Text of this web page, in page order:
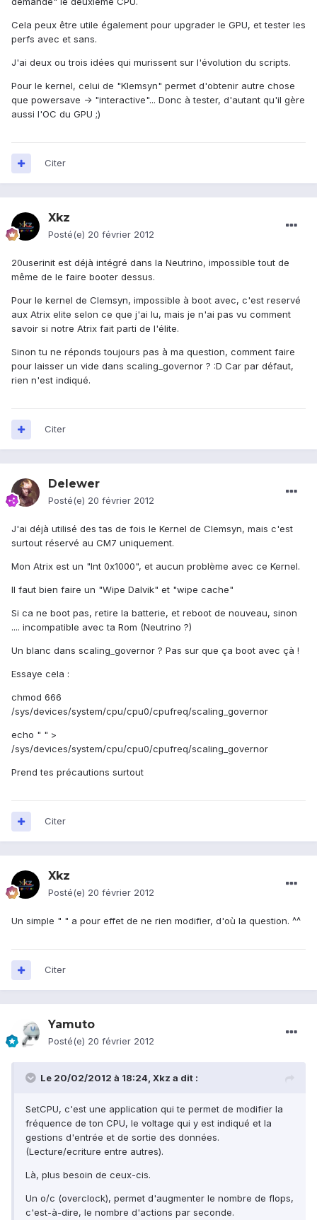
Cela peux être utile également pour upgrader le GPU, et tester les
perfs avec et sans.
J'ai deux ou trois idées qui murissent sur l'évolution du scripts.
Pour le kernel, celui de "Klemsyn" permet d'obtenir autre chose
que powersave -> "interactive"... Donc à tester, d'autant qu'il gère
aussi l'OC du GPU ;)
Citer
Xkz
Posté(e) 20 février 2012
20userinit est déjà intégré dans la Neutrino, impossible tout de
même de le faire booter dessus.
Pour le kernel de Clemsyn, impossible à boot avec, c'est reservé
aux Atrix elite selon ce que j'ai lu, mais je n'ai pas vu comment
savoir si notre Atrix fait parti de l'élite.
Sinon tu ne réponds toujours pas à ma question, comment faire
pour laisser un vide dans scaling_governor ? :D Car par défaut,
rien n'est indiqué.
Citer
Delewer
Posté(e) 20 février 2012
J'ai déjà utilisé des tas de fois le Kernel de Clemsyn, mais c'est
surtout réservé au CM7 uniquement.
Mon Atrix est un "Int 0x1000", et aucun problème avec ce Kernel.
Il faut bien faire un "Wipe Dalvik" et "wipe cache"
Si ca ne boot pas, retire la batterie, et reboot de nouveau, sinon
.... incompatible avec ta Rom (Neutrino ?)
Un blanc dans scaling_governor ? Pas sur que ça boot avec çà !
Essaye cela :
chmod 666
/sys/devices/system/cpu/cpu0/cpufreq/scaling_governor
echo " " >
/sys/devices/system/cpu/cpu0/cpufreq/scaling_governor
Prend tes précautions surtout
Citer
Xkz
Posté(e) 20 février 2012
Un simple " " a pour effet de ne rien modifier, d'où la question. ^^
Citer
Yamuto
Posté(e) 20 février 2012
Le 20/02/2012 à 18:24, Xkz a dit :
SetCPU, c'est une application qui te permet de modifier la
fréquence de ton CPU, le voltage qui y est indiqué et la
gestions d'entrée et de sortie des données.
(Lecture/ecriture entre autres).
Là, plus besoin de ceux-cis.
Un o/c (overclock), permet d'augmenter le nombre de flops,
c'est-à-dire, le nombre d'actions par seconde.